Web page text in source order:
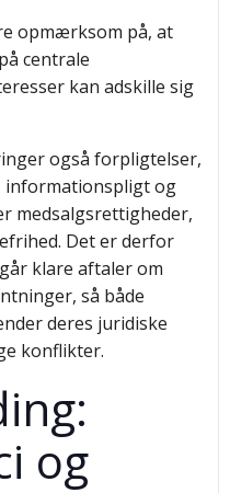
opmærksom på, at
centrale
kan adskille sig
også forpligtelser,
informationspligt og
medsalgsrettigheder,
Det er derfor
klare aftaler om
så både
deres juridiske
konflikter.
og